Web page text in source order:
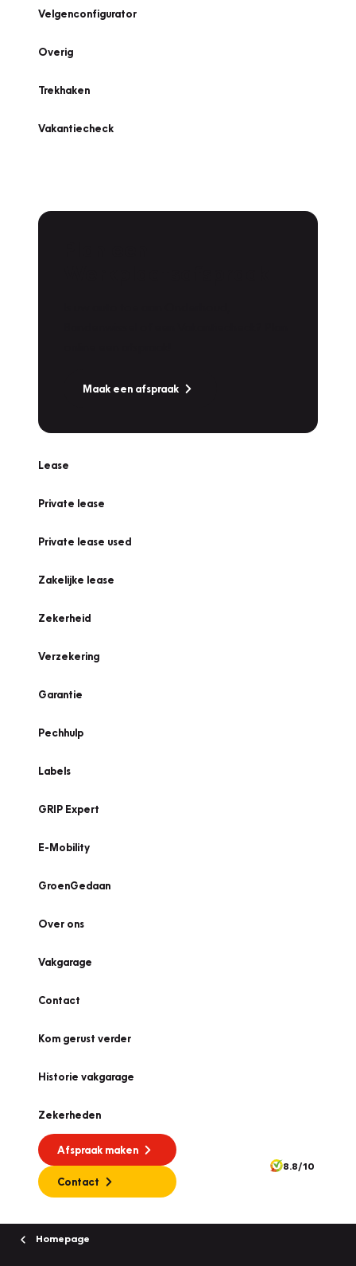
Velgenconfigurator
Overig
Trekhaken
Vakantiecheck
Maak een afspraak
Lease
Private lease
Private lease used
Zakelijke lease
Zekerheid
Verzekering
Garantie
Pechhulp
Labels
GRIP Expert
E-Mobility
GroenGedaan
Over ons
Vakgarage
Contact
Kom gerust verder
Historie vakgarage
Zekerheden
Afspraak maken
Contact
8.8/10
Homepage